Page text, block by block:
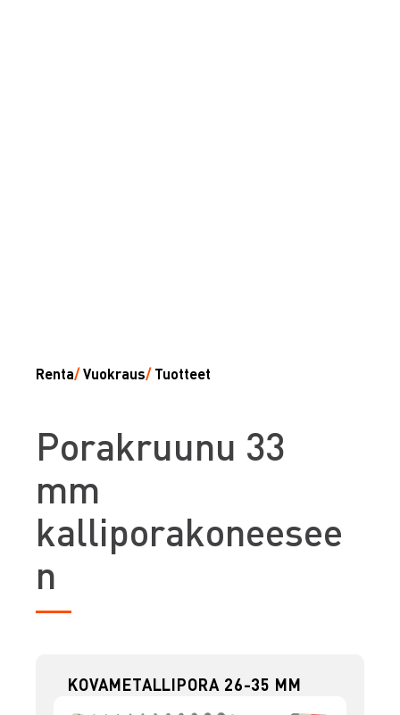
Renta/Vuokraus/ Tuotteet
Porakruunu 33
mm
kalliporakoneesee
n
KOVAMETALLIPORA 26-35 MM